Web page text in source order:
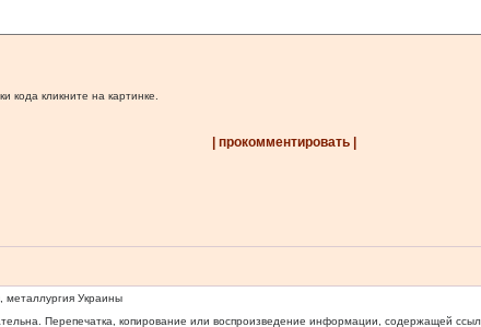
кода кликните на картинке.
| прокомментировать |
металлургия Украины
Перепечатка, копирование или воспроизведение информации, содержащей